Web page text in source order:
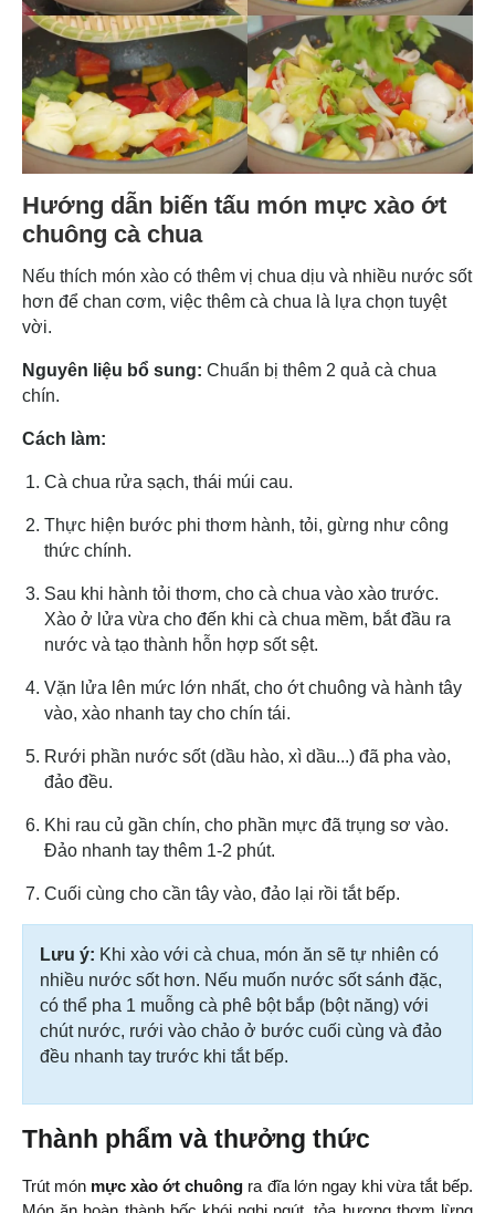
Hướng dẫn biến tấu món mực xào ớt
chuông cà chua
Nếu thích món xào có thêm vị chua dịu và nhiều nước sốt
hơn để chan cơm, việc thêm cà chua là lựa chọn tuyệt
vời.
Nguyên liệu bổ sung: Chuẩn bị thêm 2 quả cà chua
chín.
Cách làm:
Cà chua rửa sạch, thái múi cau.
Thực hiện bước phi thơm hành, tỏi, gừng như công
thức chính.
Sau khi hành tỏi thơm, cho cà chua vào xào trước.
Xào ở lửa vừa cho đến khi cà chua mềm, bắt đầu ra
nước và tạo thành hỗn hợp sốt sệt.
Vặn lửa lên mức lớn nhất, cho ớt chuông và hành tây
vào, xào nhanh tay cho chín tái.
Rưới phần nước sốt (dầu hào, xì dầu...) đã pha vào,
đảo đều.
Khi rau củ gần chín, cho phần mực đã trụng sơ vào.
Đảo nhanh tay thêm 1-2 phút.
Cuối cùng cho cần tây vào, đảo lại rồi tắt bếp.
Lưu ý: Khi xào với cà chua, món ăn sẽ tự nhiên có
nhiều nước sốt hơn. Nếu muốn nước sốt sánh đặc,
có thể pha 1 muỗng cà phê bột bắp (bột năng) với
chút nước, rưới vào chảo ở bước cuối cùng và đảo
đều nhanh tay trước khi tắt bếp.
Thành phẩm và thưởng thức
Trút món mực xào ớt chuông ra đĩa lớn ngay khi vừa tắt bếp.